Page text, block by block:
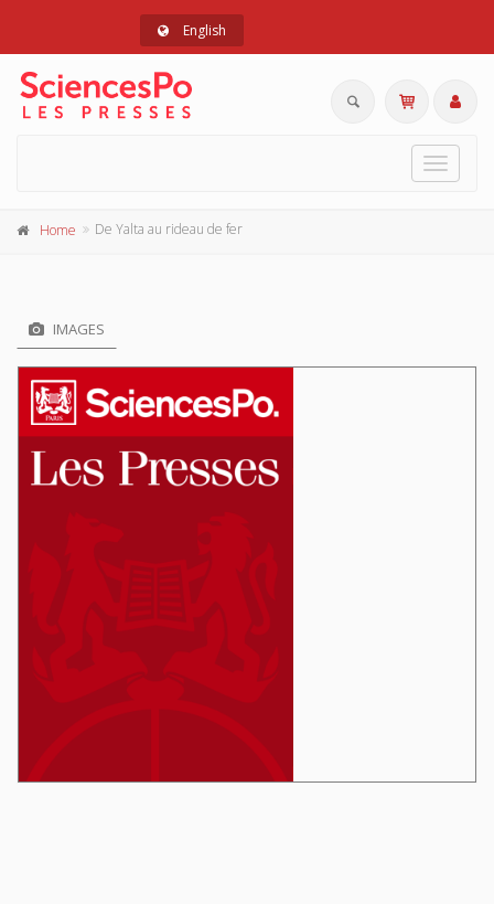
English
Toggle
Home De Yalta au rideau de fer
IMAGES